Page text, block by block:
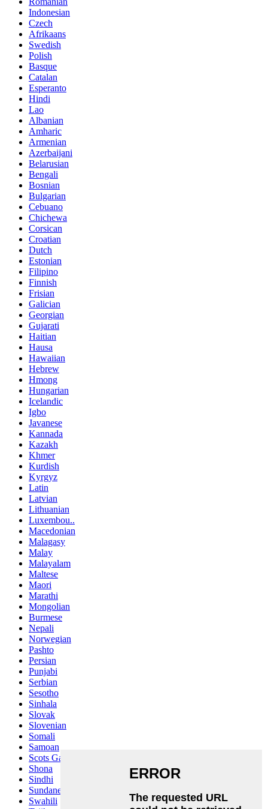
Indonesian
Czech
Afrikaans
Swedish
Polish
Basque
Catalan
Esperanto
Hindi
Lao
Albanian
Amharic
Armenian
Azerbaijani
Belarusian
Bengali
Bosnian
Bulgarian
Cebuano
Chichewa
Corsican
Croatian
Dutch
Estonian
Filipino
Finnish
Frisian
Galician
Georgian
Gujarati
Haitian
Hausa
Hawaiian
Hebrew
Hmong
Hungarian
Icelandic
Igbo
Javanese
Kannada
Kazakh
Khmer
Kurdish
Kyrgyz
Latin
Latvian
Lithuanian
Luxembou..
Macedonian
Malagasy
Malay
Malayalam
Maltese
Maori
Marathi
Mongolian
Burmese
Nepali
Norwegian
Pashto
Persian
Punjabi
Serbian
Sesotho
Sinhala
Slovak
Slovenian
Somali
Samoan
Scots Gaelic
Shona
Sindhi
Sundanese
Swahili